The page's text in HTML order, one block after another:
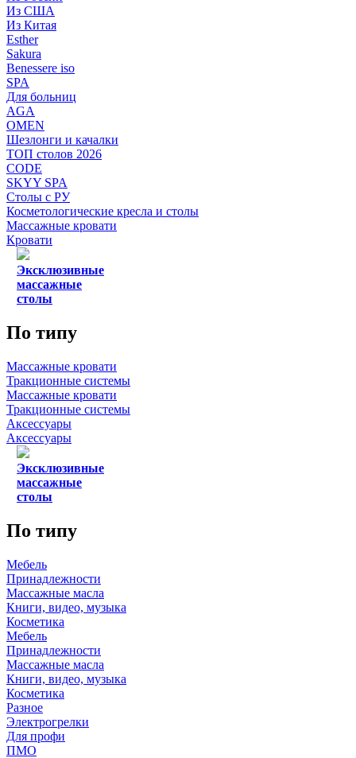
Из США
Из Китая
Esther
Sakura
Benessere iso
SPA
Для больниц
AGA
OMEN
Шезлонги и качалки
ТОП столов 2026
CODE
SKYY SPA
Столы с РУ
Косметологические кресла и столы
Массажные кровати
Кровати
Эксклюзивные
массажные
столы
По типу
Массажные кровати
Тракционные системы
Массажные кровати
Тракционные системы
Аксессуары
Аксессуары
Эксклюзивные
массажные
столы
По типу
Мебель
Принадлежности
Массажные масла
Книги, видео, музыка
Косметика
Мебель
Принадлежности
Массажные масла
Книги, видео, музыка
Косметика
Разное
Электрогрелки
Для профи
ПМО